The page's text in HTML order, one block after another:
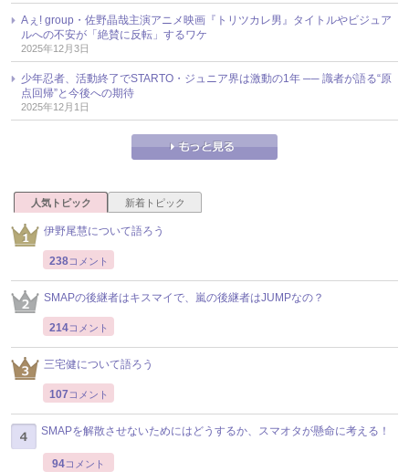
Aぇ! group・佐野晶哉主演アニメ映画『トリツカレ男』タイトルやビジュア
ルへの不安が「絶賛に反転」するワケ
2025年12月3日
少年忍者、活動終了でSTARTO・ジュニア界は激動の1年 ── 識者が語る“原
点回帰”と今後への期待
2025年12月1日
人気トピック 新着トピック
伊野尾慧について語ろう
238コメント
SMAPの後継者はキスマイで、嵐の後継者はJUMPなの？
214コメント
三宅健について語ろう
107 コメント
SMAPを解散させないためにはどうするか、スマオタが懸命に考える！
94コメント